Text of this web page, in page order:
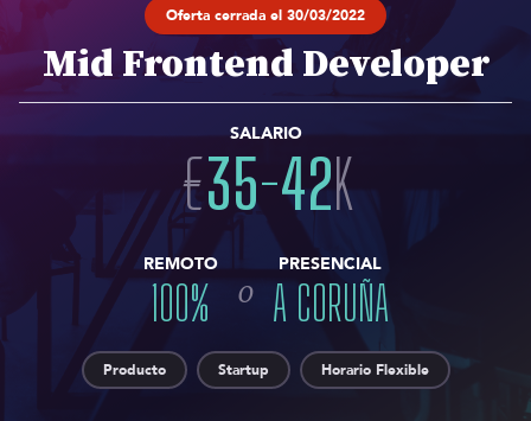
Oferta cerrada el 30/03/2022
Mid Frontend Developer
SALARIO
€35-42K
REMOTO
100% o
PRESENCIAL
A CORUÑA
Producto Startup Horario Flexible